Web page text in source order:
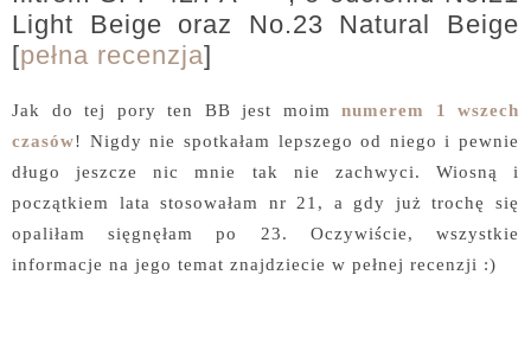
Light Beige oraz No.23 Natural Beige
[pełna recenzja]
Jak do tej pory ten BB jest moim numerem 1 wszech
czasów! Nigdy nie spotkałam lepszego od niego i pewnie
długo jeszcze nic mnie tak nie zachwyci. Wiosną i
początkiem lata stosowałam nr 21, a gdy już trochę się
opaliłam sięgnęłam po 23. Oczywiście, wszystkie
informacje na jego temat znajdziecie w pełnej recenzji :)